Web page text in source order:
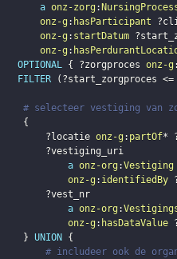
a onz-zorg :
onz-g : hasParticipant
onz-g : startDatum
onz-g :
OPTIONAL { ?zorgproces onz-g :
FILTER ( ?start_zorgproces <=
# selecteer vestiging van
{
?locatie onz-g : partOf*
?vestiging_uri
a onz-org :Vestiging
onz-g : identifiedBy
?vest_nr
a onz-org :
onz-g : hasDataValue
} UNION
{
# includeer ook de